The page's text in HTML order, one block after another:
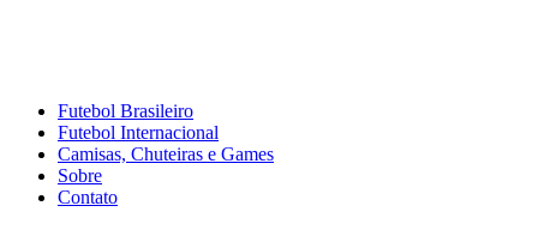
Futebol Brasileiro
Futebol Internacional
Camisas, Chuteiras e Games
Sobre
Contato